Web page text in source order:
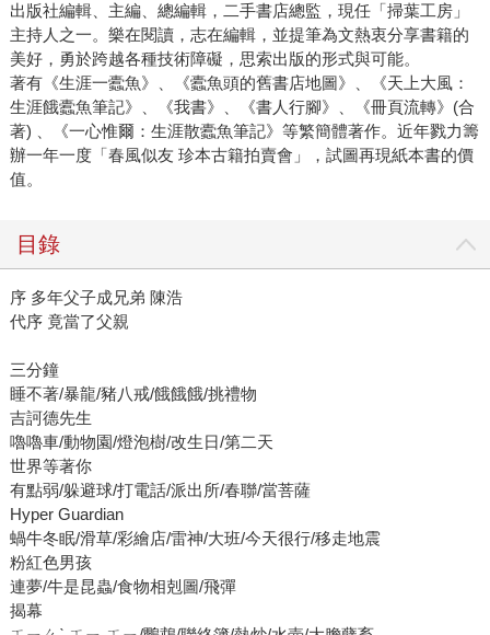
出版社編輯、主編、總編輯，二手書店總監，現任「掃葉工房」
主持人之一。樂在閱讀，志在編輯，並提筆為文熱衷分享書籍的
美好，勇於跨越各種技術障礙，思索出版的形式與可能。
著有《生涯一蠹魚》、《蠹魚頭的舊書店地圖》、《天上大風：
生涯餓蠹魚筆記》、《我書》、《書人行腳》、《冊頁流轉》(合
著) 、《一心惟爾：生涯散蠹魚筆記》等繁簡體著作。近年戮力籌
辦一年一度「春風似友 珍本古籍拍賣會」，試圖再現紙本書的價
值。
目錄
序 多年父子成兄弟 陳浩
代序 竟當了父親
三分鐘
睡不著/暴龍/豬八戒/餓餓餓/挑禮物
吉訶德先生
嚕嚕車/動物園/燈泡樹/改生日/第二天
世界等著你
有點弱/躲避球/打電話/派出所/春聯/當菩薩
Hyper Guardian
蝸牛冬眠/滑草/彩繪店/雷神/大班/今天很行/移走地震
粉紅色男孩
連夢/牛是昆蟲/食物相剋圖/飛彈
揭幕